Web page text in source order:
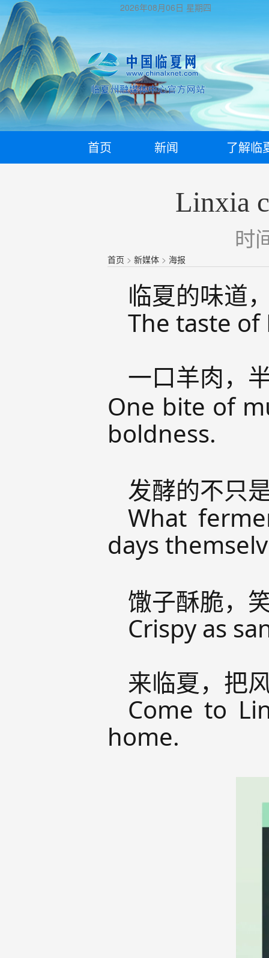
2026年08月06日 星期四
首页 新闻 了解临
Linxia
时
首页 >新媒体 >海报
临夏的味道
The taste
一口羊肉，
One bite of
boldness.
发酵的不只
What
days
馓子酥脆，
Crispy as
来临夏，把
Come to
home.